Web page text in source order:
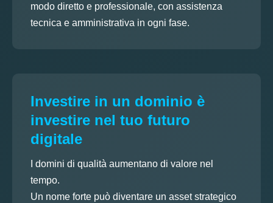
modo diretto e professionale, con assistenza
tecnica e amministrativa in ogni fase.
Investire in un dominio è
investire nel tuo futuro
digitale
I domini di qualità aumentano di valore nel
tempo.
Un nome forte può diventare un asset strategico